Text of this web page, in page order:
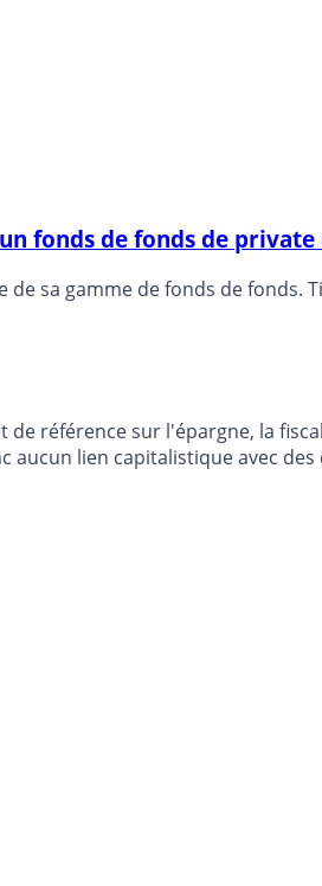
fonds de fonds de
sa gamme de fonds de fonds.
référence sur l'épargne, la
lien capitalistique avec